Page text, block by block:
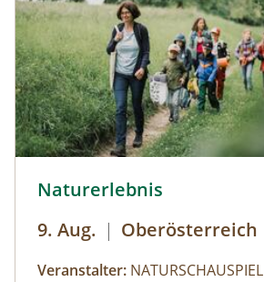
Naturerlebnis
9. Aug. | Oberösterreich
Veranstalter: NATURSCHAUSPIEL